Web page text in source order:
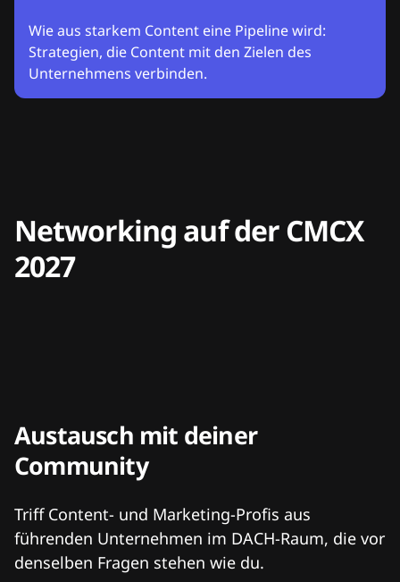
Wie aus starkem Content eine Pipeline wird:
Strategien, die Content mit den Zielen des
Unternehmens verbinden.
Networking auf der CMCX
2027
Austausch mit deiner
Community
Triff Content- und Marketing-Profis aus
führenden Unternehmen im DACH-Raum, die vor
denselben Fragen stehen wie du.